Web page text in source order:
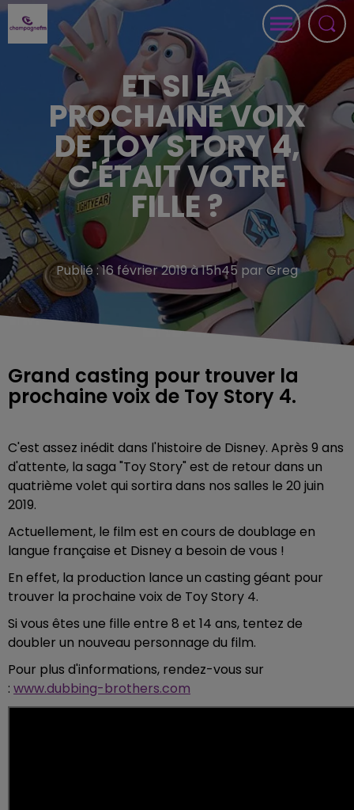
ET SI LA
PROCHAINE VOIX
DE TOY STORY 4,
C'ÉTAIT VOTRE
FILLE ?
Publié : 16 février 2019 à 15h45 par Greg
Grand casting pour trouver la
prochaine voix de Toy Story 4.
C'est assez inédit dans l'histoire de Disney. Après 9 ans
d'attente, la saga "Toy Story" est de retour dans un
quatrième volet qui sortira dans nos salles le 20 juin
2019.
Actuellement, le film est en cours de doublage en
langue française et Disney a besoin de vous !
En effet, la production lance un casting géant pour
trouver la prochaine voix de Toy Story 4.
Si vous êtes une fille entre 8 et 14 ans, tentez de
doubler un nouveau personnage du film.
Pour plus d'informations, rendez-vous sur
: www.dubbing-brothers.com